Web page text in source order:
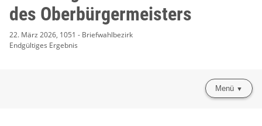
des Oberbürgermeisters
22. März 2026, 1051 - Briefwahlbezirk
Endgültiges Ergebnis
Menü